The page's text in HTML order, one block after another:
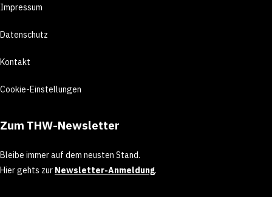
Impressum
Datenschutz
Kontakt
Cookie-Einstellungen
Zum THW-Newsletter
Bleibe immer auf dem neusten Stand.
Hier gehts zur Newsletter-Anmeldung.